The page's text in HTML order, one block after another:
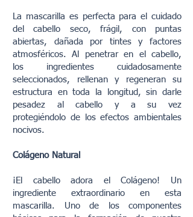
La mascarilla es perfecta para el cuidado
del cabello seco, frágil, con puntas
abiertas, dañada por tintes y factores
atmosféricos. Al penetrar en el cabello,
los ingredientes cuidadosamente
seleccionados, rellenan y regeneran su
estructura en toda la longitud, sin darle
pesadez al cabello y a su vez
protegiéndolo de los efectos ambientales
nocivos.
Colágeno Natural
¡El cabello adora el Colágeno! Un
ingrediente extraordinario en esta
mascarilla. Uno de los componentes